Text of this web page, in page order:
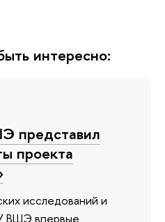
интересно:
проекта
исследований и
ВШЭ впервые